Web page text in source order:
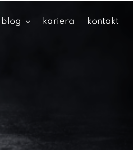
blog kariera kontakt